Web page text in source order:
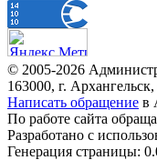
© 2005-2026
163000, г.
Написать обращение в
По работе сайта
Разработано с
Генерация страницы: